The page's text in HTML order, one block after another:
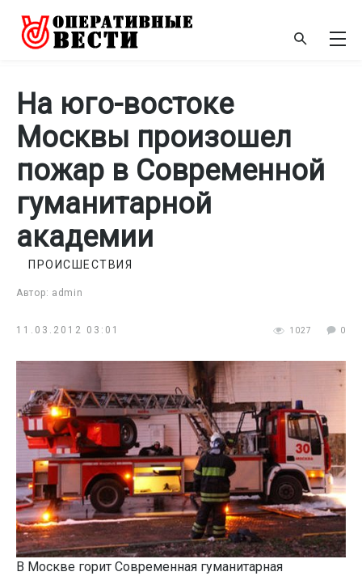
На юго-востоке
Москвы произошел
пожар в Современной
гуманитарной
академии
Автор: admin
ПРОИСШЕСТВИЯ
11.03.2012 03:01 1027 0
В Москве горит Современная гуманитарная